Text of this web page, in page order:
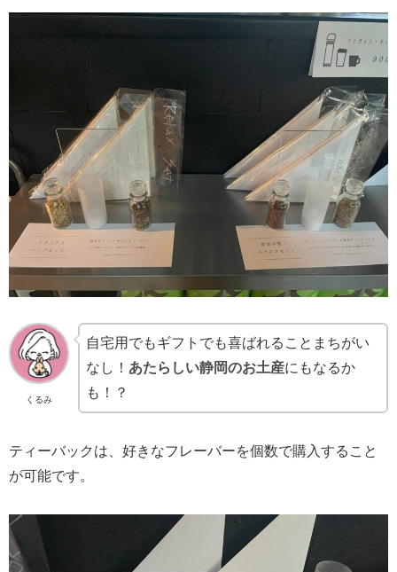
くるみ
自宅用でもギフトでも喜ばれることまちがい
なし！ あたらしい静岡のお土産にもなるか
も！？
ティーバックは、好きなフレーバーを個数で購入すること
が可能です。